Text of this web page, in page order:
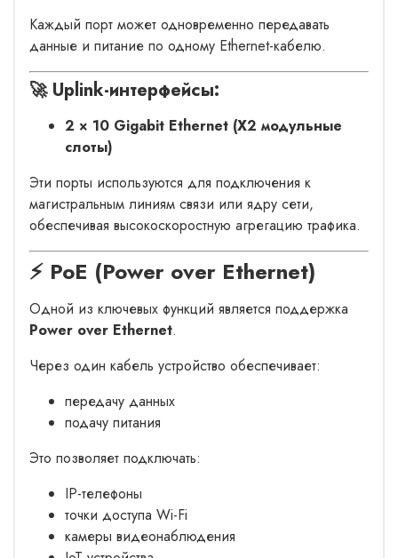
Каждый порт может одновременно передавать
данные и питание по одному Ethernet-кабелю.
🚀 Uplink-интерфейсы:
2 × 10 Gigabit Ethernet (X2 модульные
слоты)
Эти порты используются для подключения к
магистральным линиям связи или ядру сети,
обеспечивая высокоскоростную агрегацию трафика.
⚡ PoE (Power over Ethernet)
Одной из ключевых функций является поддержка
Power over Ethernet.
Через один кабель устройство обеспечивает:
передачу данных
подачу питания
Это позволяет подключать:
IP-телефоны
точки доступа Wi-Fi
камеры видеонаблюдения